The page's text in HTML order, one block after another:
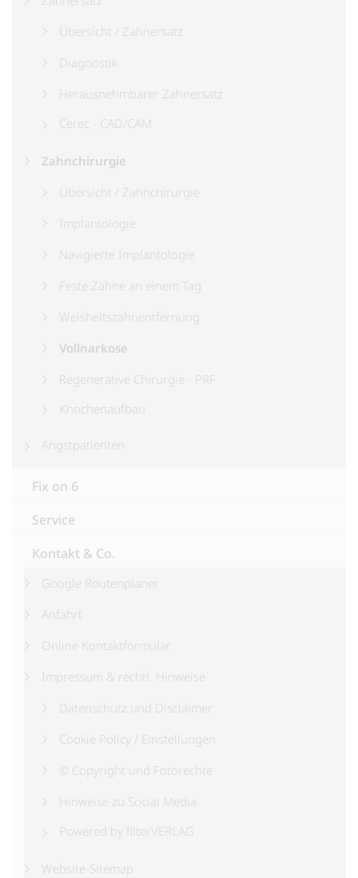
Übersicht / Zahnersatz
Diagnostik
Herausnehmbarer Zahnersatz
Cerec - CAD/CAM
Zahnchirurgie
Übersicht / Zahnchirurgie
Implantologie
Navigierte Implantologie
Feste Zähne an einem Tag
Weisheitszahnentfernung
Vollnarkose
Regenerative Chirurgie - PRF
Knochenaufbau
Angstpatienten
Fix on 6
Service
Kontakt & Co.
Google Routenplaner
Anfahrt
Online Kontaktformular
Impressum & rechtl. Hinweise
Datenschutz und Disclaimer
Cookie Policy / Einstellungen
© Copyright und Fotorechte
Hinweise zu Social Media
Powered by filterVERLAG
Website-Sitemap